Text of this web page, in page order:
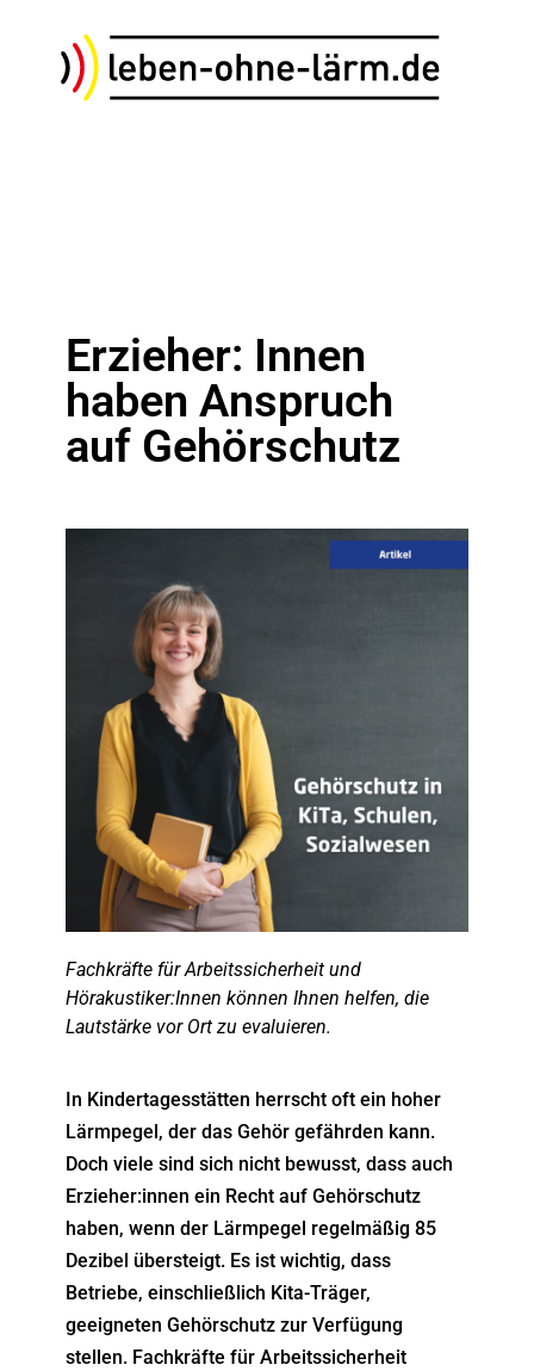
Erzieher: Innen
haben Anspruch
auf Gehörschutz
Fachkräfte für Arbeitssicherheit und
Hörakustiker:Innen können Ihnen helfen, die
Lautstärke vor Ort zu evaluieren.
In Kindertagesstätten herrscht oft ein hoher
Lärmpegel, der das Gehör gefährden kann.
Doch viele sind sich nicht bewusst, dass auch
Erzieher:innen ein Recht auf Gehörschutz
haben, wenn der Lärmpegel regelmäßig 85
Dezibel übersteigt. Es ist wichtig, dass
Betriebe, einschließlich Kita-Träger,
geeigneten Gehörschutz zur Verfügung
stellen. Fachkräfte für Arbeitssicherheit